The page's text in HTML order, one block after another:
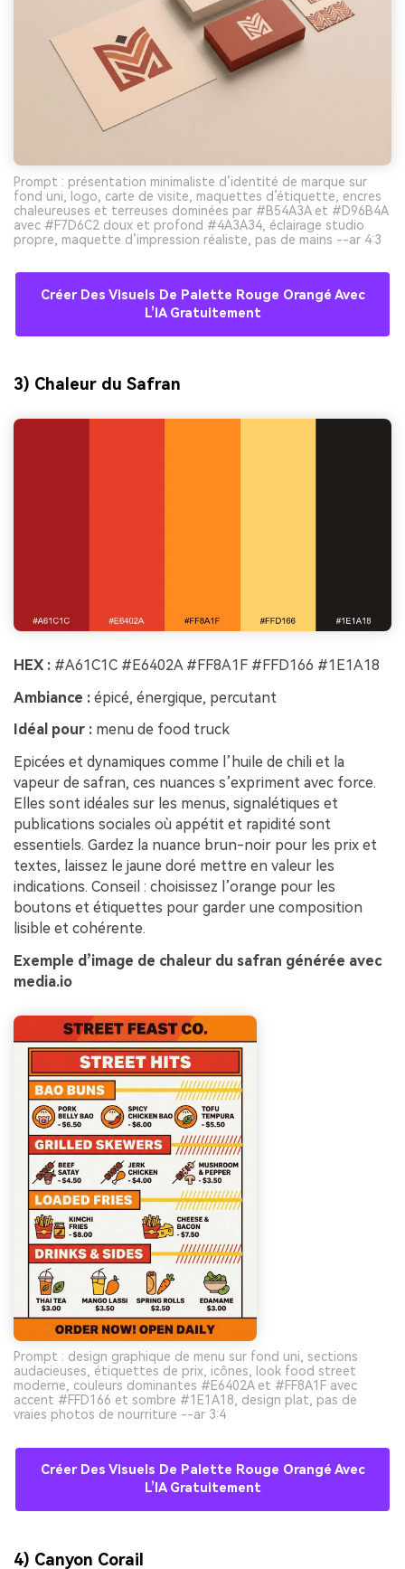
Prompt : présentation minimaliste d’identité de marque sur
fond uni, logo, carte de visite, maquettes d’étiquette, encres
chaleureuses et terreuses dominées par #B54A3A et #D96B4A
avec #F7D6C2 doux et profond #4A3A34, éclairage studio
propre, maquette d’impression réaliste, pas de mains --ar 4:3
Créer Des Visuels De Palette Rouge Orangé Avec
L’IA Gratuitement
3) Chaleur du Safran
HEX : #A61C1C #E6402A #FF8A1F #FFD166 #1E1A18
Ambiance : épicé, énergique, percutant
Idéal pour : menu de food truck
Epicées et dynamiques comme l’huile de chili et la
vapeur de safran, ces nuances s’expriment avec force.
Elles sont idéales sur les menus, signalétiques et
publications sociales où appétit et rapidité sont
essentiels. Gardez la nuance brun-noir pour les prix et
textes, laissez le jaune doré mettre en valeur les
indications. Conseil : choisissez l’orange pour les
boutons et étiquettes pour garder une composition
lisible et cohérente.
Exemple d’image de chaleur du safran générée avec
media.io
Prompt : design graphique de menu sur fond uni, sections
audacieuses, étiquettes de prix, icônes, look food street
moderne, couleurs dominantes #E6402A et #FF8A1F avec
accent #FFD166 et sombre #1E1A18, design plat, pas de
vraies photos de nourriture --ar 3:4
Créer Des Visuels De Palette Rouge Orangé Avec
L’IA Gratuitement
4) Canyon Corail